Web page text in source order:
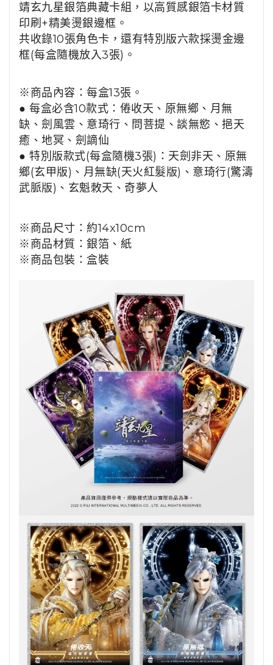
靖玄九星銀箔典藏卡組，以高質感銀箔卡材質
印刷+精美燙銀邊框。
共收錄10張角色卡，還有特別版六款採燙金邊
框(每盒隨機放入3張)。
※商品內容： 每盒13張。
● 每盒必含10款式 ：倦收天、原無鄉、月無
缺、劍風雲、意琦行、問菩提、談無慾、挹天
癒、地冥、劍謫仙
● 特別版款式(每盒隨機3張)： 天劍非天、原無
鄉(玄甲版)、月無缺(天火紅髮版)、意琦行(驚濤
武脈版)、玄魁敇天、奇夢人
※商品尺寸： 約14x10cm
※商品材質 ： 銀箔、紙
※商品包裝 ： 盒裝